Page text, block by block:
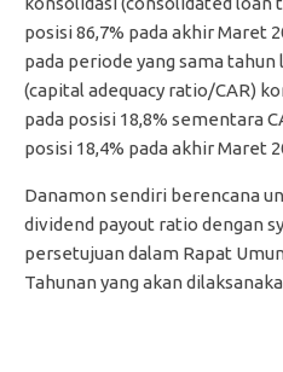
posisi 86,7% pada akhir Maret
pada periode yang sama tahun
(capital adequacy ratio/CAR)
pada posisi 18,8% sementara
posisi 18,4% pada akhir Maret
Danamon sendiri berencana
dividend payout ratio dengan
persetujuan dalam Rapat
Tahunan yang akan